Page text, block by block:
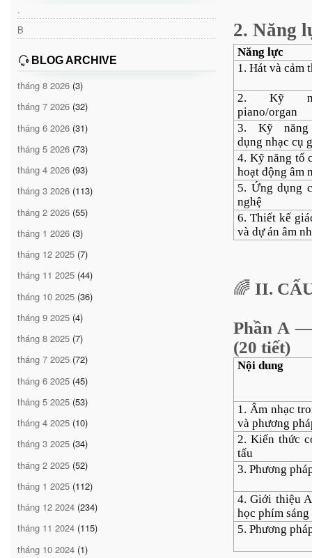
.
B
BLOG ARCHIVE
tháng 8 2026 (3)
tháng 7 2026 (32)
tháng 6 2026 (31)
tháng 5 2026 (73)
tháng 4 2026 (93)
tháng 3 2026 (113)
tháng 2 2026 (55)
tháng 1 2026 (3)
tháng 12 2025 (7)
tháng 11 2025 (44)
tháng 10 2025 (36)
tháng 9 2025 (4)
tháng 8 2025 (7)
tháng 7 2025 (72)
tháng 6 2025 (45)
tháng 5 2025 (53)
tháng 4 2025 (10)
tháng 3 2025 (34)
tháng 2 2025 (52)
tháng 1 2025 (112)
tháng 12 2024 (234)
tháng 11 2024 (115)
tháng 10 2024 (1)
2. Năng
Năng lực
1. Hát và cảm
2. Kỹ
piano/organ
3. Kỹ
dụng nhạc cụ
4. Kỹ năng tổ
hoạt động âm
5. Ứng dụng
nghệ
6. Thiết kế
và dự án âm
🌈 II.
Phần A
(20 tiết)
Nội dung
1. Âm nhạc
và phương
2. Kiến thức
tấu
3. Phương
4. Giới thiệu
học phím sáng
5. Phương